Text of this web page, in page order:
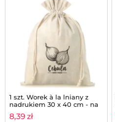
1 szt. Worek à la lniany z
nadrukiem 30 x 40 cm - na
cebule (PL)
8,39 zł